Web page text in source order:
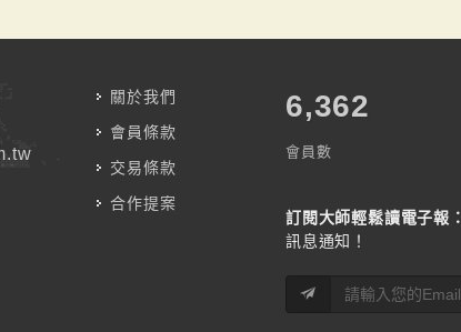
關於我們
會員條款
交易條款
合作提案
7,787
會員數
訂閱大師輕鬆讀電子報：
訊息通知！